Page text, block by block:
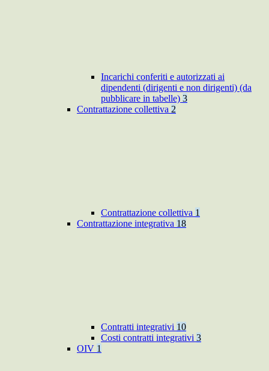
Incarichi conferiti e autorizzati ai
dipendenti (dirigenti e non dirigenti) (da
pubblicare in tabelle) 3
Contrattazione collettiva 2
Contrattazione collettiva 1
Contrattazione integrativa 18
Contratti integrativi 10
Costi contratti integrativi 3
OIV 1